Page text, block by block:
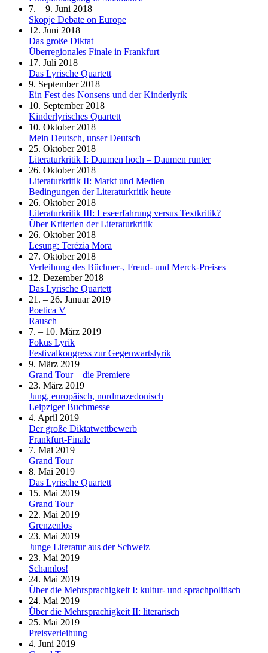
7. – 9. Juni 2018
Skopje Debate on Europe
12. Juni 2018
Das große Diktat
Überregionales Finale in Frankfurt
17. Juli 2018
Das Lyrische Quartett
9. September 2018
Ein Fest des Nonsens und der Kinderlyrik
10. September 2018
Kinderlyrisches Quartett
10. Oktober 2018
Mein Deutsch, unser Deutsch
25. Oktober 2018
Literaturkritik I: Daumen hoch – Daumen runter
26. Oktober 2018
Literaturkritik II: Markt und Medien
Bedingungen der Literaturkritik heute
26. Oktober 2018
Literaturkritik III: Leseerfahrung versus Textkritik?
Über Kriterien der Literaturkritik
26. Oktober 2018
Lesung: Terézia Mora
27. Oktober 2018
Verleihung des Büchner-, Freud- und Merck-Preises
12. Dezember 2018
Das Lyrische Quartett
21. – 26. Januar 2019
Poetica V
Rausch
7. – 10. März 2019
Fokus Lyrik
Festivalkongress zur Gegenwartslyrik
9. März 2019
Grand Tour – die Premiere
23. März 2019
Jung, europäisch, nordmazedonisch
Leipziger Buchmesse
4. April 2019
Der große Diktatwettbewerb
Frankfurt-Finale
7. Mai 2019
Grand Tour
8. Mai 2019
Das Lyrische Quartett
15. Mai 2019
Grand Tour
22. Mai 2019
Grenzenlos
23. Mai 2019
Junge Literatur aus der Schweiz
23. Mai 2019
Schamlos!
24. Mai 2019
Über die Mehrsprachigkeit I: kultur- und sprachpolitisch
24. Mai 2019
Über die Mehrsprachigkeit II: literarisch
25. Mai 2019
Preisverleihung
4. Juni 2019